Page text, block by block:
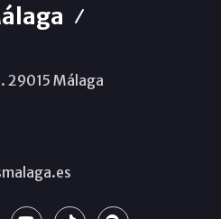
29015 Málaga